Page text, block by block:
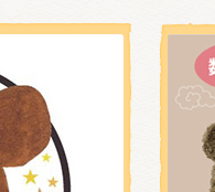
ォメーション